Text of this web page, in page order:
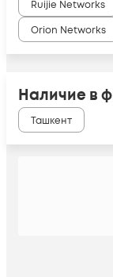
Ruijie Networks
Orion Networks
Наличие в
Ташкент